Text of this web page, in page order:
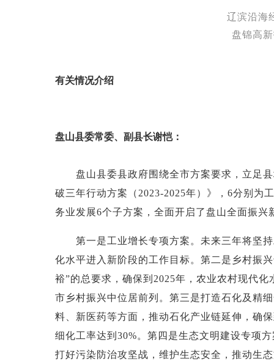
辽滨沿海
盘锦高
有关情况介绍
盘山县委常委、副县长谢恺：
盘山县委县政府围绕全市方案要求，立足县
破三年行动方案（2023-2025年）》，6分别为
务业发展6个子方案，全面开启了盘山全面振兴
第一是工业增长专项方案。未来三年将坚持
化水平进入新阶段的工作目标。第二是乡村振
裕”的总要求，确保到2025年，农业农村现代
市乡村振兴中位居前列。第三是打造石化及精
料、新医药等方面，推动石化产业链延伸，确
细化工率达到30%。第四是生态文明建设专项
打好污染防治攻坚战，维护生态安全，推动生